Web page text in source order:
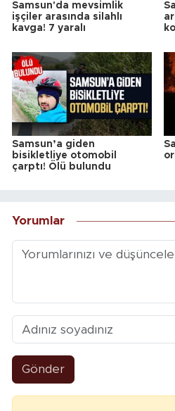
Samsun'da mevsimlik
işçiler arasında silahlı
kavga! 7 yaralı
Samsun’a giden
bisikletliye otomobil
çarptı! Ölü bulundu
Yorumlar
Gönder